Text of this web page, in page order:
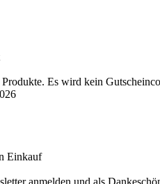
Es wird kein
Einkauf